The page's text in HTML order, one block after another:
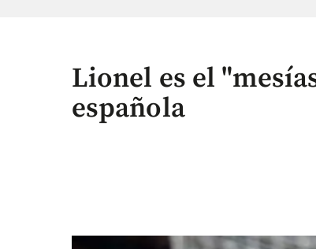
Lionel es el
española